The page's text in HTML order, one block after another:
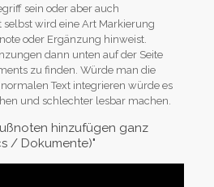
sein oder aber auch
selbst wird eine Art Markierung
oder Ergänzung hinweist.
dann unten auf der Seite
zu finden. Würde man die
Text integrieren würde es
und schlechter lesbar machen.
hinzufügen ganz
/ Dokumente)"